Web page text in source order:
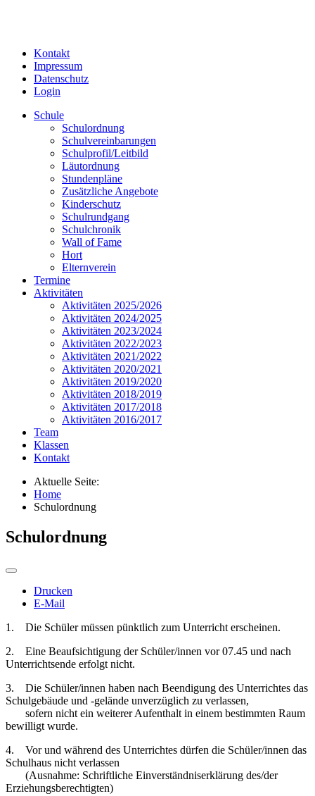
Kontakt
Impressum
Datenschutz
Login
Schule
Schulordnung
Schulvereinbarungen
Schulprofil/Leitbild
Läutordnung
Stundenpläne
Zusätzliche Angebote
Kinderschutz
Schulrundgang
Schulchronik
Wall of Fame
Hort
Elternverein
Termine
Aktivitäten
Aktivitäten 2025/2026
Aktivitäten 2024/2025
Aktivitäten 2023/2024
Aktivitäten 2022/2023
Aktivitäten 2021/2022
Aktivitäten 2020/2021
Aktivitäten 2019/2020
Aktivitäten 2018/2019
Aktivitäten 2017/2018
Aktivitäten 2016/2017
Team
Klassen
Kontakt
Aktuelle Seite:
Home
Schulordnung
Schulordnung
Drucken
E-Mail
1. Die Schüler müssen pünktlich zum Unterricht erscheinen.
2. Eine Beaufsichtigung der Schüler/innen vor 07.45 und nach
Unterrichtsende erfolgt nicht.
3. Die Schüler/innen haben nach Beendigung des Unterrichtes das
Schulgebäude und -gelände unverzüglich zu verlassen,
sofern nicht ein weiterer Aufenthalt in einem bestimmten Raum
bewilligt wurde.
4. Vor und während des Unterrichtes dürfen die Schüler/innen das
Schulhaus nicht verlassen
(Ausnahme: Schriftliche Einverständniserklärung des/der
Erziehungsberechtigten)